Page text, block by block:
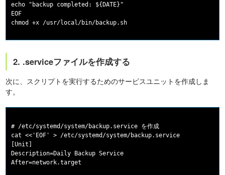
echo "backup completed: ${DATE}"
EOF
2. .serviceファイルを作成する
次に、スクリプトを実行するためのサービスユニットを作成しま
す。
# /etc/systemd/system/backup.service を作成
cat <<'EOF' > /etc/systemd/system/backup.service
[Unit]
Description=Daily Backup Service
After=network.target